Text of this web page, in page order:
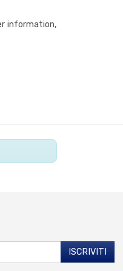
information,